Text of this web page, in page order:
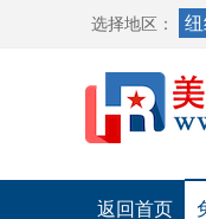
选择地区：
返回首页